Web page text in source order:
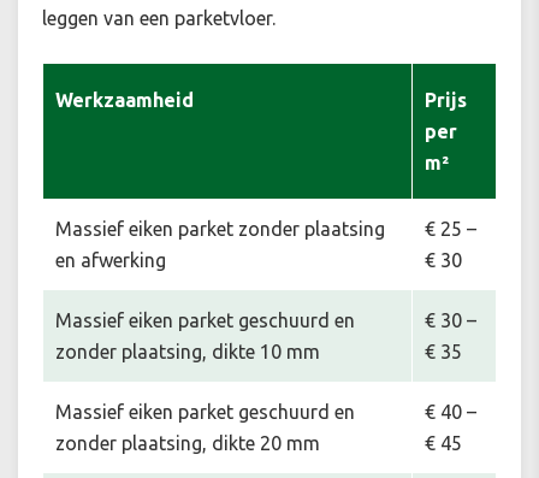
leggen van een parketvloer.
Werkzaamheid
Prijs
per
m²
Massief eiken parket zonder plaatsing
en afwerking
€ 25 –
€ 30
Massief eiken parket geschuurd en
zonder plaatsing, dikte 10 mm
€ 30 –
€ 35
Massief eiken parket geschuurd en
zonder plaatsing, dikte 20 mm
€ 40 –
€ 45